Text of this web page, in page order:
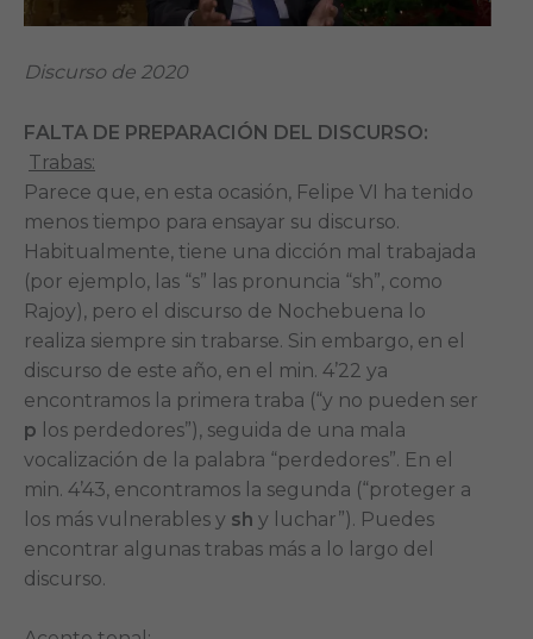
Discurso de 2020
FALTA DE PREPARACIÓN DEL DISCURSO:
Trabas:
Parece que, en esta ocasión, Felipe VI ha tenido
menos tiempo para ensayar su discurso.
Habitualmente, tiene una dicción mal trabajada
(por ejemplo, las “s” las pronuncia “sh”, como
Rajoy), pero el discurso de Nochebuena lo
realiza siempre sin trabarse. Sin embargo, en el
discurso de este año, en el min. 4’22 ya
encontramos la primera traba (“y no pueden ser
p los perdedores”), seguida de una mala
vocalización de la palabra “perdedores”. En el
min. 4’43, encontramos la segunda (“proteger a
los más vulnerables y sh y luchar”). Puedes
encontrar algunas trabas más a lo largo del
discurso.